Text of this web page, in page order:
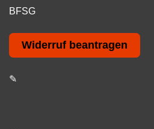
BFSG
Widerruf beantragen
✎